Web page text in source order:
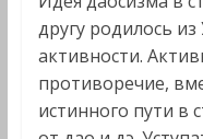
другу родилось
активности.
противоречие,
истинного пути в